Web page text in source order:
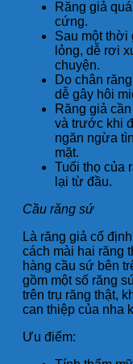
Răng giả
cứng.
Sau một thời
lỏng, dễ rơi
chuyện.
Do chân
dễ gây hôi
Răng giả
và trước khi
ngăn ngừa
mặt.
Tuổi thọ của
lại từ đầu.
Cầu răng sứ
Là răng giả cố
cách mài hai răng
hàng cầu sứ bên
gồm một số răng
trên trụ răng thật,
can thiệp của nha
Ưu điểm: